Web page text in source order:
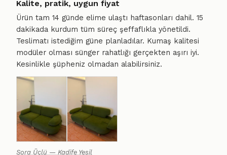
Kalite, pratik, uygun fiyat
Ürün tam 14 günde elime ulaştı haftasonları dahil. 15
dakikada kurdum tüm süreç şeffaflıkla yönetildi.
Teslimatı istediğim güne planladılar. Kumaş kalitesi
modüler olması sünger rahatlığı gerçekten aşırı iyi.
Kesinlikle şüpheniz olmadan alabilirsiniz.
Sora Üçlü — Kadife Yesil